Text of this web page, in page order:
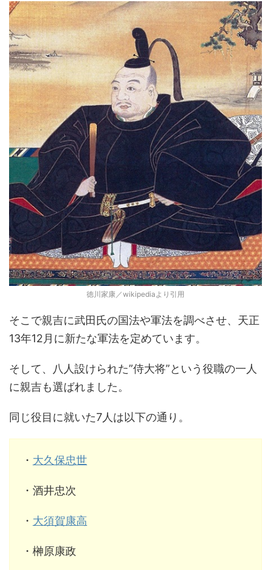
徳川家康／wikipediaより引用
そこで親吉に武田氏の国法や軍法を調べさせ、天正
13年12月に新たな軍法を定めています。
そして、八人設けられた”侍大将”という役職の一人
に親吉も選ばれました。
同じ役目に就いた7人は以下の通り。
・ 大久保忠世
・酒井忠次
・ 大須賀康高
・榊原康政